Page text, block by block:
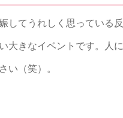
してうれしく思っている反
大きなイベントです。人に
い（笑）。